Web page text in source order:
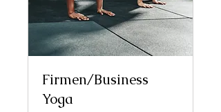
Firmen/Business
Yoga